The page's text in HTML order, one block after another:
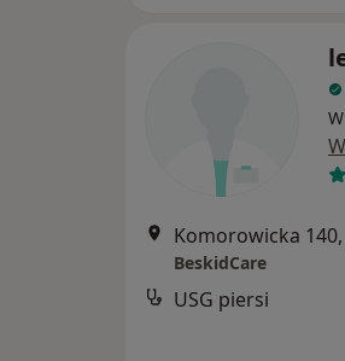
Komorowicka 140,
BeskidCare
USG piersi